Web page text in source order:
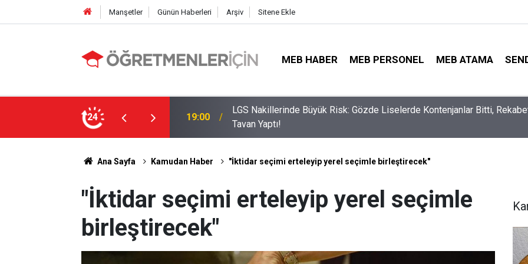
Manşetler Günün Haberleri Arşiv Sitene Ekle
MEB HABER MEB PERSONEL MEB ATAMA
24
Liselerde Kontenjanlar Bitti, Rekabet
09:05 İlçe Milli Eğitim Müdürü Ataması Yapıldı
Ana Sayfa Kamudan Haber "İktidar seçimi erteleyip yerel seçimle birleştirecek"
"İktidar seçimi erteleyip yerel seçimle
birleştirecek"